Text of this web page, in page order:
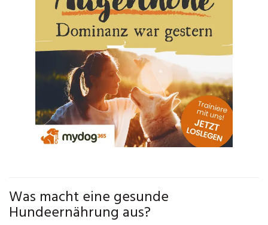
Was macht eine gesunde
Hundeernährung aus?